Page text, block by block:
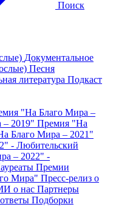
Поиск
Документальное
Песня
литература Подкаст
"На Благо Мира –
2019" Премия "На
Благо Мира – 2021"
- Любительский
– 2022" -
Премии
Мира" Пресс-релиз о
о нас Партнеры
Подборки